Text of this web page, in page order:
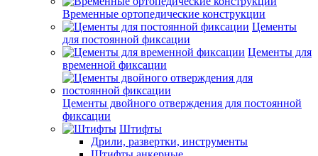
Временные ортопедические конструкции
Цементы
для постоянной фиксации
Цементы для
временной фиксации
Цементы двойного отверждения для постоянной
фиксации
Штифты
Дрили, развертки, инструменты